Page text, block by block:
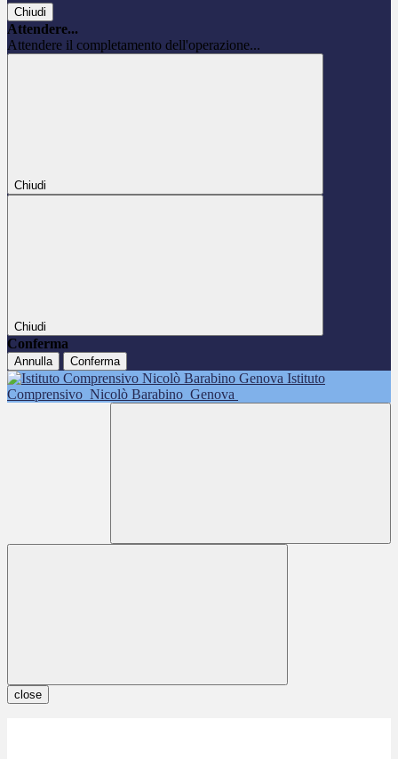
Chiudi
Attendere...
Attendere il completamento dell'operazione...
Chiudi
Chiudi
Conferma
Annulla Conferma
Istituto
Comprensivo Nicolò Barabino Genova
close